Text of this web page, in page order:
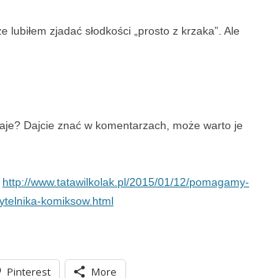
zjadać słodkości „prosto z krzaka”. Ale
Dajcie znać w komentarzach, może warto je
http://www.tatawilkolak.pl/2015/01/12/pomagamy-
komiksow.html
Pinterest More